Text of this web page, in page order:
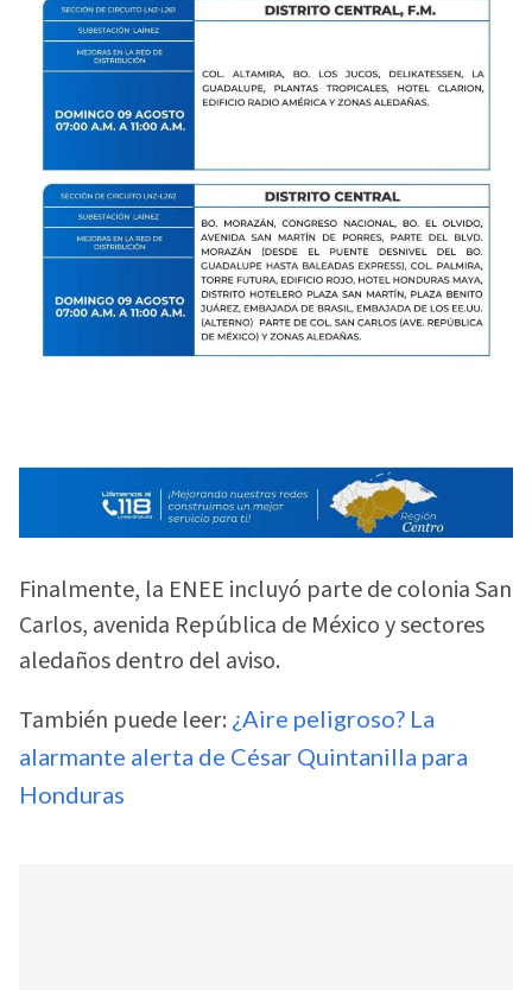
Finalmente, la ENEE incluyó parte de colonia San
Carlos, avenida República de México y sectores
aledaños dentro del aviso.
También puede leer: ¿Aire peligroso? La
alarmante alerta de César Quintanilla para
Honduras